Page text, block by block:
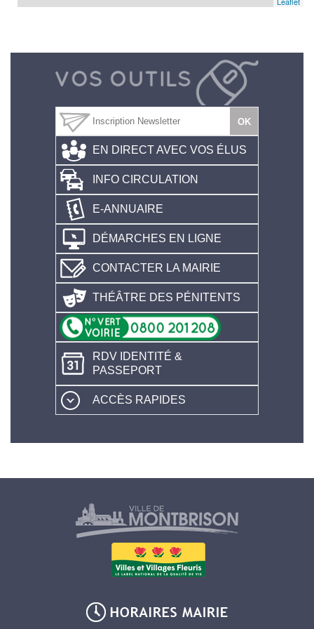
EN DIRECT AVEC VOS ÉLUS
INFO CIRCULATION
E-ANNUAIRE
DÉMARCHES EN LIGNE
CONTACTER LA MAIRIE
THÉÂTRE DES PÉNITENTS
RDV IDENTITÉ &
PASSEPORT
ACCÈS RAPIDES